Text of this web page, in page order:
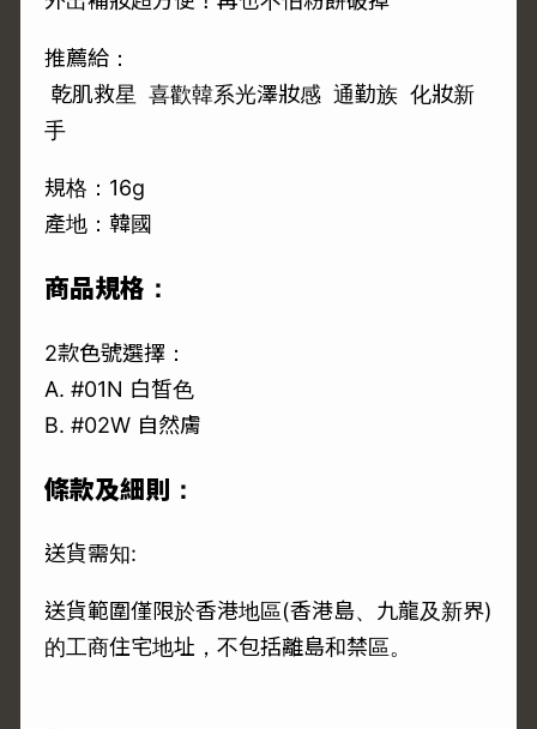
推薦給：
乾肌救星 喜歡韓系光澤妝感 通勤族 化妝新
手
規格：16g
產地：韓國
商品規格：
2款色號選擇：
A. #01N 白皙色
B. #02W 自然膚
條款及細則：
送貨需知:
送貨範圍僅限於香港地區(香港島、九龍及新界)
的工商住宅地址，不包括離島和禁區。